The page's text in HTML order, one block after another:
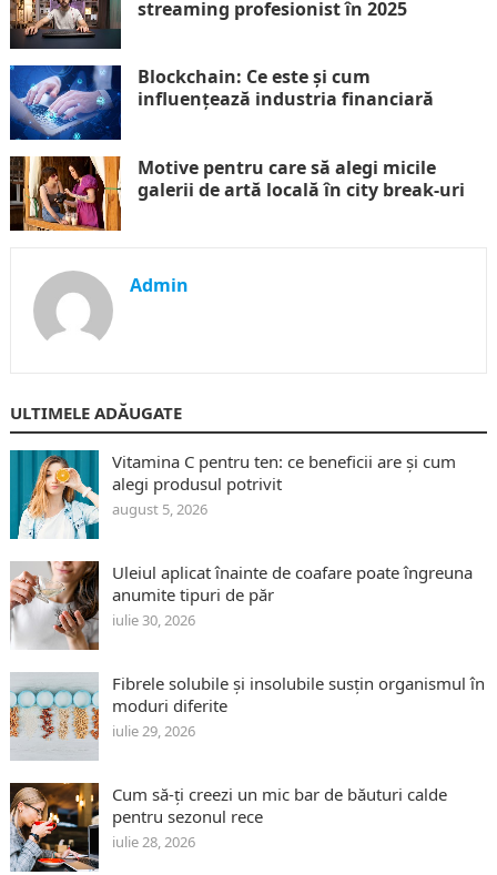
streaming profesionist în 2025
Blockchain: Ce este și cum
influențează industria financiară
Motive pentru care să alegi micile
galerii de artă locală în city break-uri
Admin
ULTIMELE ADĂUGATE
Vitamina C pentru ten: ce beneficii are și cum
alegi produsul potrivit
august 5, 2026
Uleiul aplicat înainte de coafare poate îngreuna
anumite tipuri de păr
iulie 30, 2026
Fibrele solubile și insolubile susțin organismul în
moduri diferite
iulie 29, 2026
Cum să-ți creezi un mic bar de băuturi calde
pentru sezonul rece
iulie 28, 2026